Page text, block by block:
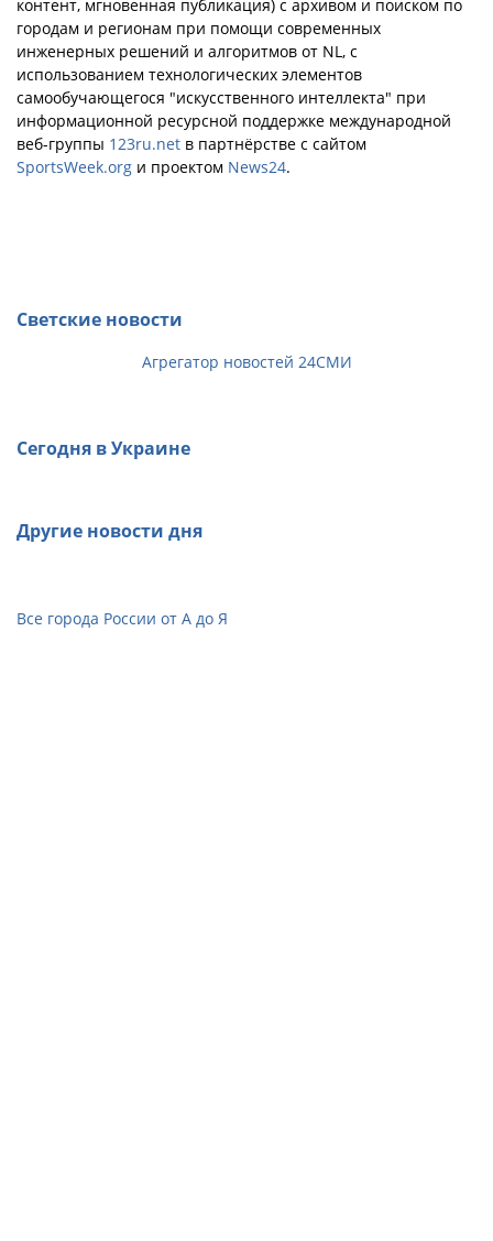
контент, мгновенная публикация) с архивом и поиском по
городам и регионам при помощи современных
инженерных решений и алгоритмов от NL, с
использованием технологических элементов
самообучающегося "искусственного интеллекта" при
информационной ресурсной поддержке международной
веб-группы 123ru.net в партнёрстве с сайтом
SportsWeek.org и проектом News24.
Светские новости
Агрегатор новостей 24СМИ
Сегодня в Украине
Другие новости дня
Все города России от А до Я